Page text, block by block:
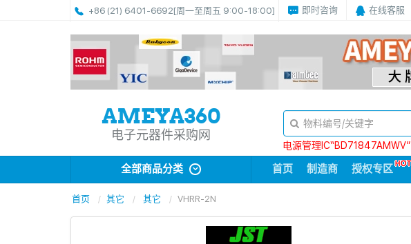
+86 (21) 6401-6692[周一至周五 9:00-18:00] 即时咨询 在线客服
电子元器件采购网
电源管理IC“BD71847AMWV”
全部商品分类 首页 制造商 授权专区
首页 其它 其它 VHRR-2N